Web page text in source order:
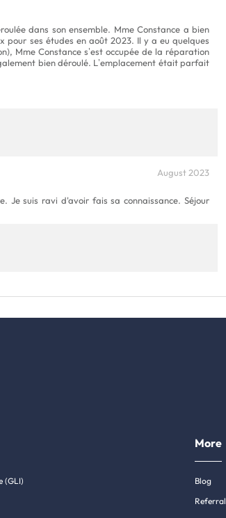
dans son ensemble. Mme Constance a bien
pour ses études en août 2023. Il y a eu quelques
Mme Constance s’est occupée de la réparation
bien déroulé. L’emplacement était parfait
August 2023
suis ravi d'avoir fais sa connaissance. Séjour
(GLI)
More
Blog
Referral